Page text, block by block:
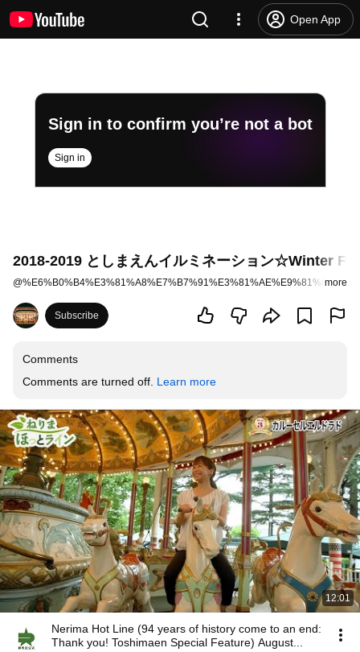
Open App
Sign in to confirm you’re not a bot
Sign in
2018-2019 としまえんイルミネーション☆Winter
@ more
Subscribe
Comments
Comments are turned off. Learn more
12:01
Nerima Hot Line (94 years of history come to an end:
Thank you! Toshimaen Special Feature) August...